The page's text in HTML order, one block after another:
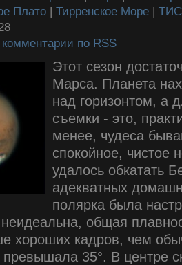
Плато | Тирренское Море |
комментарии по RSS
Этот сезон
Марса. Планета
над горизонтом, а
съемки - это,
менее, чудеса
спокойное, чистое
удалось обкатать
адекватных
полярка была
общая
хороших кадров, чем
превышала 35°. В центре